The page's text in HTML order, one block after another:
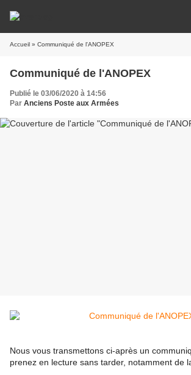
Accueil » Communiqué de l'ANOPEX
Communiqué de l'ANOPEX
Publié le 03/06/2020 à 14:56
Par Anciens Poste aux Armées
Nous vous transmettons ci-après un
prenez en lecture sans tarder, notamment de